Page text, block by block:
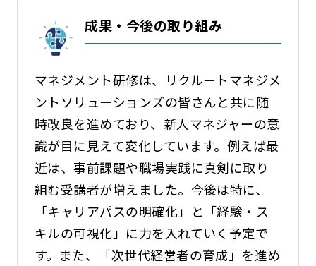
成果・今後の取り組み
マネジメント研修は、リクルートマネジメ
ントソリューションズの皆さんと共に随
時改良を進めており、新人マネジャーの意
識が目に見えて変化しています。例えば最
近は、事前課題や職場実践に真剣に取り
組む受講者が増えました。今後は特に、
「キャリアパスの明確化」と「経験・ス
キルの可視化」に力を入れていく予定で
す。また、「次世代経営者の育成」を進め